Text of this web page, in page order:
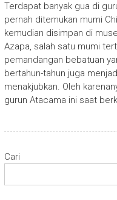
Terdapat banyak gua di
pernah ditemukan mumi
kemudian disimpan di
Azapa, salah satu mumi
pemandangan bebatuan
bertahun-tahun juga
menakjubkan. Oleh
gurun Atacama ini saat
Cari